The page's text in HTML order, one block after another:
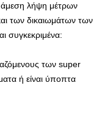
άμεση λήψη μέτρων
των δικαιωμάτων των
συγκεκριμένα:
των super
ή είναι ύποπτα